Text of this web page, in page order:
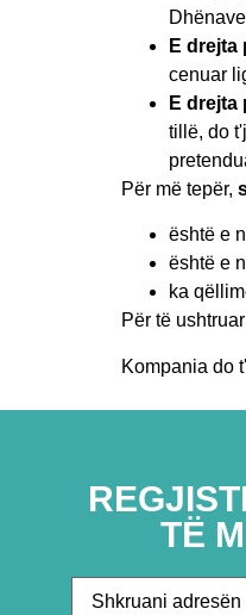
E drejta
cenuar
E drejta
tillë, do
Për më tepër,
është e
është e
ka
Për të
Kompania do
TË